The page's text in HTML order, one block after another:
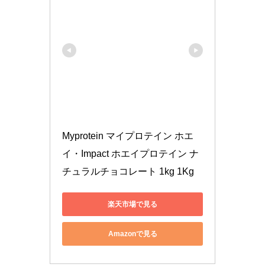
Myprotein マイプロテイン ホエ
イ・Impact ホエイプロテイン ナ
チュラルチョコレート 1kg 1Kg
楽天市場で見る
Amazonで見る